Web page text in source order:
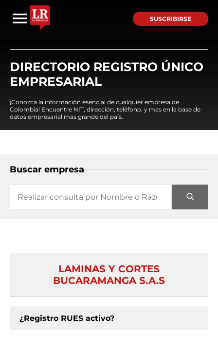
SUSCRIBIRSE
DIRECTORIO REGISTRO ÚNICO
EMPRESARIAL
¡Conozca la información esencial de cualquier empresa de
Colombia! Encuentre NIT, dirección, teléfono, y mas en la base de
datos empresarial mas grande del país.
Buscar empresa
LAMINAS Y CORTES
BUCARAMANGA S.A.S
¿Registro RUES activo?